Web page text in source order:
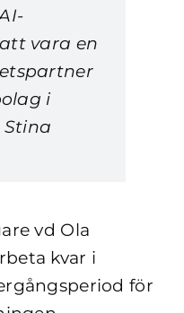
vara en
i
vd Ola
kvar i
för